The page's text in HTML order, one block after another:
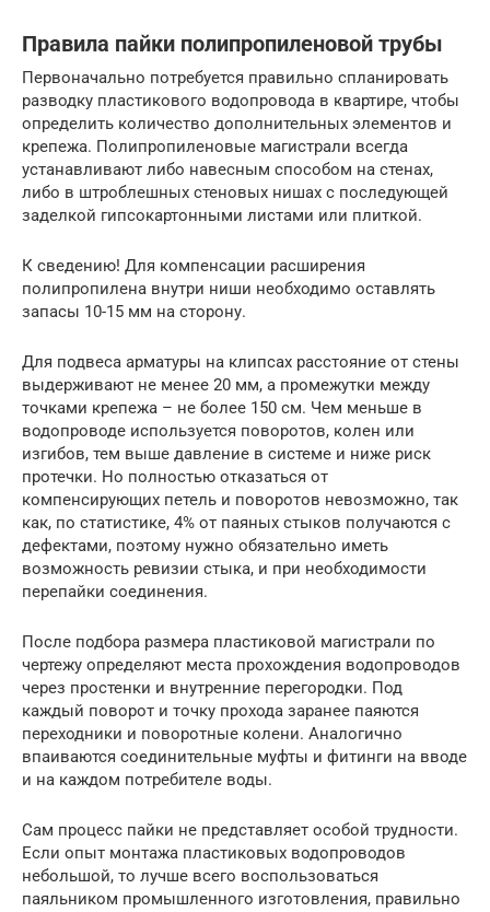
Правила пайки полипропиленовой трубы
Первоначально потребуется правильно спланировать
разводку пластикового водопровода в квартире, чтобы
определить количество дополнительных элементов и
крепежа. Полипропиленовые магистрали всегда
устанавливают либо навесным способом на стенах,
либо в штроблешных стеновых нишах с последующей
заделкой гипсокартонными листами или плиткой.
К сведению! Для компенсации расширения
полипропилена внутри ниши необходимо оставлять
запасы 10-15 мм на сторону.
Для подвеса арматуры на клипсах расстояние от стены
выдерживают не менее 20 мм, а промежутки между
точками крепежа – не более 150 см. Чем меньше в
водопроводе используется поворотов, колен или
изгибов, тем выше давление в системе и ниже риск
протечки. Но полностью отказаться от
компенсирующих петель и поворотов невозможно, так
как, по статистике, 4% от паяных стыков получаются с
дефектами, поэтому нужно обязательно иметь
возможность ревизии стыка, и при необходимости
перепайки соединения.
После подбора размера пластиковой магистрали по
чертежу определяют места прохождения водопроводов
через простенки и внутренние перегородки. Под
каждый поворот и точку прохода заранее паяются
переходники и поворотные колени. Аналогично
впаиваются соединительные муфты и фитинги на вводе
и на каждом потребителе воды.
Сам процесс пайки не представляет особой трудности.
Если опыт монтажа пластиковых водопроводов
небольшой, то лучше всего воспользоваться
паяльником промышленного изготовления, правильно